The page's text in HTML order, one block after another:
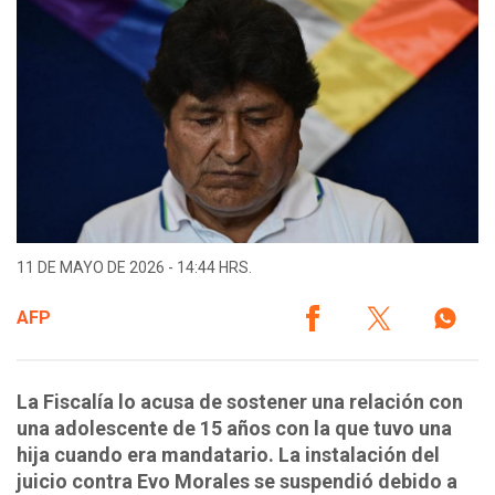
11 DE MAYO DE 2026 - 14:44 HRS.
AFP
La Fiscalía lo acusa de sostener una relación con
una adolescente de 15 años con la que tuvo una
hija cuando era mandatario. La instalación del
juicio contra Evo Morales se suspendió debido a